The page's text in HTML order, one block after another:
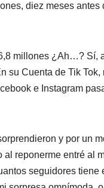
diez meses antes
millones ¿Ah…? Sí,
su Cuenta de Tik Tok,
e Instagram
y por un
al reponerme entré al
seguidores tiene